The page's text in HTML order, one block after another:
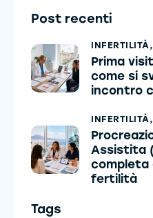
Post recenti
INFERTILITÀ,
Prima
come si
incontro
INFERTILITÀ,
Assistita
completa
fertilità
Tags